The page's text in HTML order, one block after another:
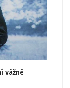
vážné